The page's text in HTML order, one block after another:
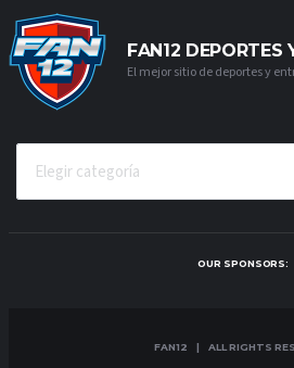
FAN12 DEPORTES
El mejor sitio de deportes y
OUR SPONSORS:
FAN12 | ALL RIGHTS